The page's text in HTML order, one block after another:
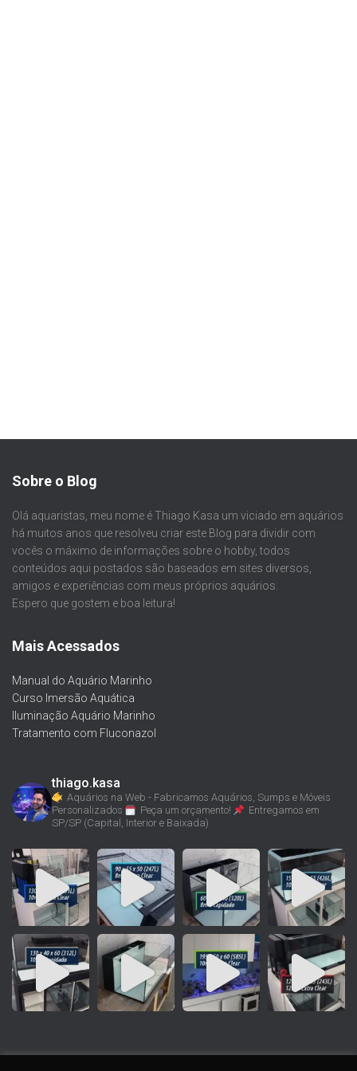
Sobre o Blog
Olá aquaristas, meu nome é Thiago Kasa um viciado em aquários
há muitos anos que resolveu criar este Blog para dividir com
vocês o máximo de informações sobre o hobby, todos
conteúdos aqui postados são baseados em sites diversos,
amigos e experiências com meus próprios aquários.
Espero que gostem e boa leitura!
Mais Acessados
Manual do Aquário Marinho
Curso Imersão Aquática
Iluminação Aquário Marinho
Tratamento com Fluconazol
thiago.kasa
Aquários na Web - Fabricamos Aquários, Sumps e Móveis
Personalizados
Peça um orçamento!
Entregamos em
SP/SP (Capital, Interior e Baixada)